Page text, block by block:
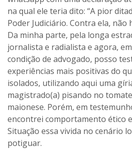
na qual ele teria dito: “A pior
Poder Judiciário. Contra ela, não
Da minha parte, pela longa
jornalista e radialista e agora,
condição de advogado, posso
experiências mais positivas do
isolados, utilizando aqui uma
magistrado(a) pisando no
maionese. Porém, em
encontrei comportamento ético
Situação essa vivida no cenário
potiguar.